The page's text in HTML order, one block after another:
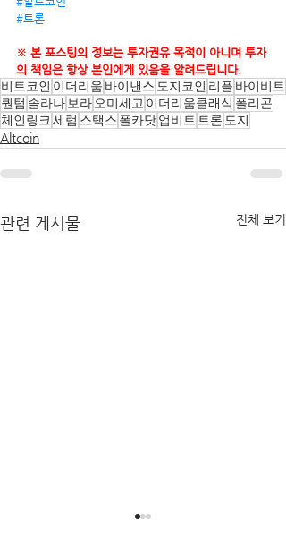
#트론
※ 본 포스팅의 정보는 투자권유 목적이 아니며 투자
의 책임은 항상 본인에게 있음을 알려드립니다.
비트코인 이더리움 바이낸스 도지코인 리플 바이비트
퀀텀 솔라나보라오미세고 이더리움클래식 폴리곤
체인링크세럼 스택스 폴카닷업비트 트론 도지
Altcoin
관련 게시물 전체 보기